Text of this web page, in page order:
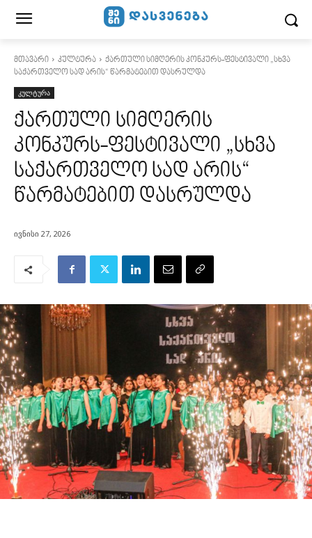
მთავარი კულტურა
ქართული სიმღერის კონკურს-ფესტივალი „სხვა
საქართველო სად არის“ წარმატებით დასრულდა
კულტურა
ქართული სიმღერის
კონკურს-ფესტივალი „სხვა
საქართველო სად არის“
წარმატებით დასრულდა
ივნისი 27, 2026